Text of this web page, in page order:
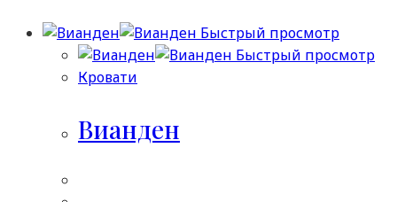
Быстрый просмотр
Быстрый просмотр
Кровати
Вианден